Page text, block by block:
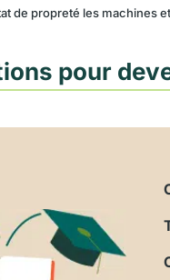
de propreté les machines
pour